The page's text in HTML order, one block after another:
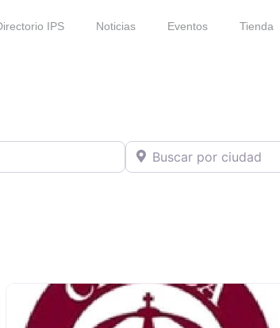
IPS Noticias Eventos Tienda
Buscar por ciudad